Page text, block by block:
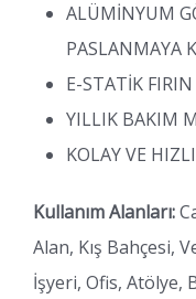
ALÜMİNYUM
PASLANMAYA
E-STATİK
YILLIK BAKIM
KOLAY VE
Kullanım Alanları:
Alan, Kış Bahçesi,
İşyeri, Ofis, Atölye,